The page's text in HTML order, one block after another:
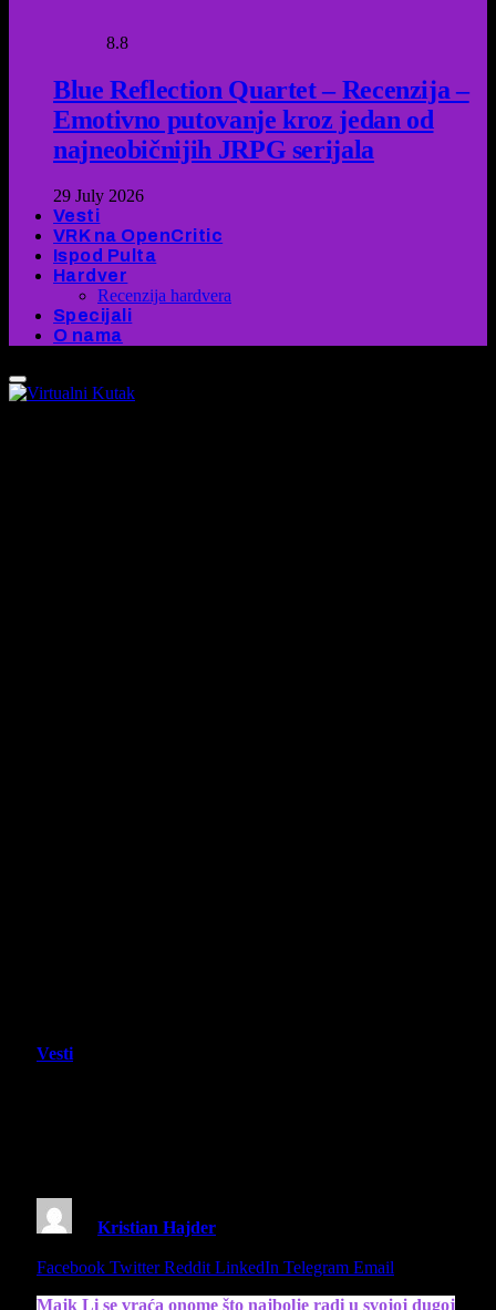
8.8
Blue Reflection Quartet – Recenzija –
Emotivno putovanje kroz jedan od
najneobičnijih JRPG serijala
29 July 2026
Vesti
VRK na OpenCritic
Ispod Pulta
Hardver
Recenzija hardvera
Specijali
O nama
Vesti
Kristian Hajder
Facebook Twitter Reddit LinkedIn Telegram Email
Majk Li se vraća onome što najbolje radi u svojoj dugoj